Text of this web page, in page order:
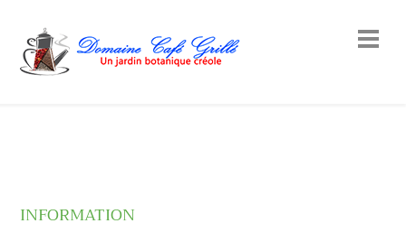
INFORMATION